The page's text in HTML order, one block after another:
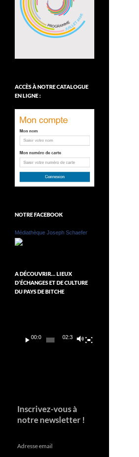
ACCÈS À NOTRE CATALOGUE
EN LIGNE :
NOTRE FACEBOOK
Médiathèque Joseph Schaefer
A DÉCOUVRIR… LIEUX
D’ÉCHANGES ET DE CULTURE
DU PAYS DE BITCHE
00:00 02:37
Inscrivez-vous à
notre newsletter !
Adresse email